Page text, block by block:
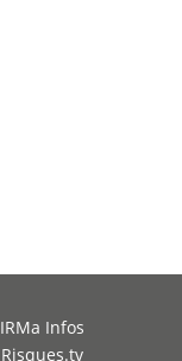
IRMa Infos
Risques.tv